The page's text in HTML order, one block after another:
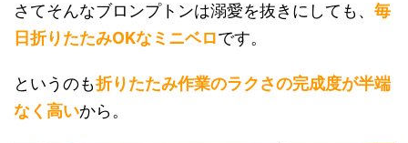
さてそんなブロンプトンは溺愛を抜きにしても、 毎
日折りたたみOKなミニベロです。
というのも折りたたみ作業のラクさの完成度が半端
なく高いから。